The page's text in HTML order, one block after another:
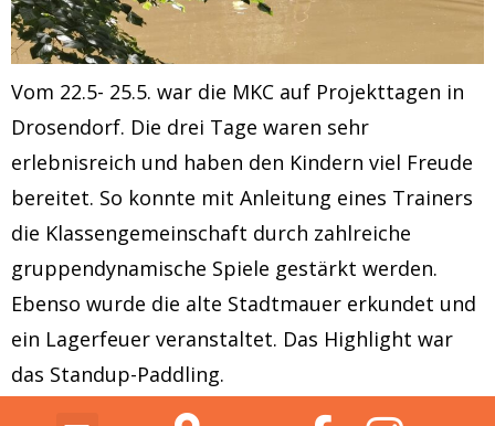
Vom 22.5- 25.5. war die MKC auf Projekttagen in
Drosendorf. Die drei Tage waren sehr
erlebnisreich und haben den Kindern viel Freude
bereitet. So konnte mit Anleitung eines Trainers
die Klassengemeinschaft durch zahlreiche
gruppendynamische Spiele gestärkt werden.
Ebenso wurde die alte Stadtmauer erkundet und
ein Lagerfeuer veranstaltet. Das Highlight war
das Standup-Paddling.